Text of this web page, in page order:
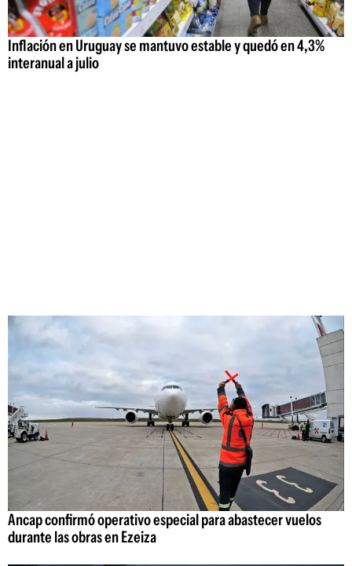
Inflación en Uruguay se mantuvo estable y quedó en 4,3%
interanual a julio
Ancap confirmó operativo especial para abastecer vuelos
durante las obras en Ezeiza